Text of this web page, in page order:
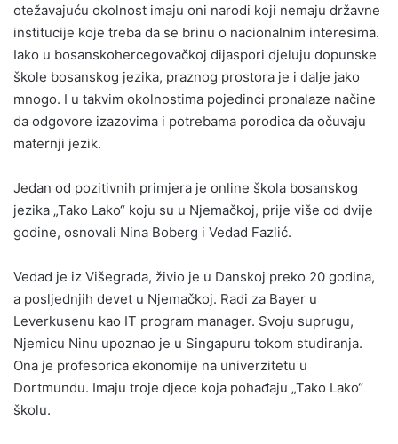
otežavajuću okolnost imaju oni narodi koji nemaju državne
institucije koje treba da se brinu o nacionalnim interesima.
Iako u bosanskohercegovačkoj dijaspori djeluju dopunske
škole bosanskog jezika, praznog prostora je i dalje jako
mnogo. I u takvim okolnostima pojedinci pronalaze načine
da odgovore izazovima i potrebama porodica da očuvaju
maternji jezik.
Jedan od pozitivnih primjera je online škola bosanskog
jezika „Tako Lako“ koju su u Njemačkoj, prije više od dvije
godine, osnovali Nina Boberg i Vedad Fazlić.
Vedad je iz Višegrada, živio je u Danskoj preko 20 godina,
a posljednjih devet u Njemačkoj. Radi za Bayer u
Leverkusenu kao IT program manager. Svoju suprugu,
Njemicu Ninu upoznao je u Singapuru tokom studiranja.
Ona je profesorica ekonomije na univerzitetu u
Dortmundu. Imaju troje djece koja pohađaju „Tako Lako“
školu.